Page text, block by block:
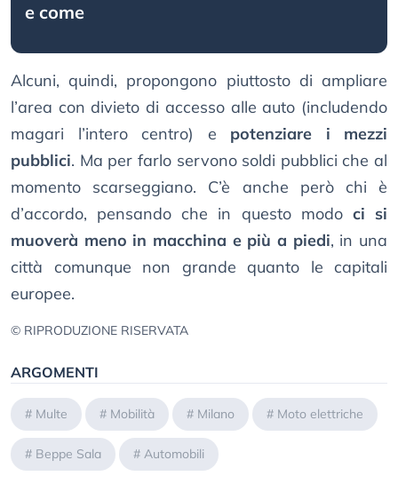
e come
Alcuni, quindi, propongono piuttosto di ampliare
l’area con divieto di accesso alle auto (includendo
magari l’intero centro) e potenziare i mezzi
pubblici. Ma per farlo servono soldi pubblici che al
momento scarseggiano. C’è anche però chi è
d’accordo, pensando che in questo modo ci si
muoverà meno in macchina e più a piedi, in una
città comunque non grande quanto le capitali
europee.
© RIPRODUZIONE RISERVATA
ARGOMENTI
# Multe # Mobilità # Milano # Moto elettriche
# Beppe Sala # Automobili